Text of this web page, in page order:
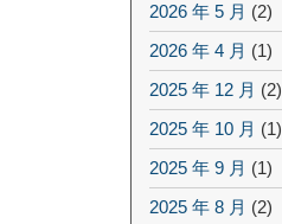
2026 年 5 月 (2)
2026 年 4 月 (1)
2025 年 12 月 (2)
2025 年 10 月 (1)
2025 年 9 月 (1)
2025 年 8 月 (2)